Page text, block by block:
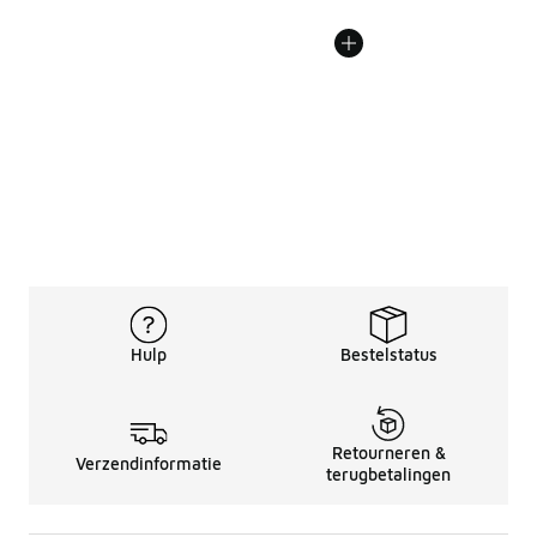
Hulp Bestelstatus
Verzendinformatie
Retourneren &
terugbetalingen